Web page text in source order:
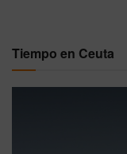
Tiempo en Ceuta